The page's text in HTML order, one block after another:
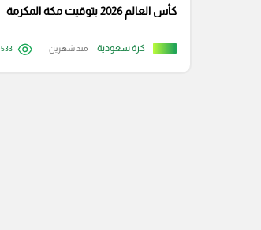
كرة سعودية
كأس العالم 2026 بتوقيت مكة المكرمة
منذ شهرين 533